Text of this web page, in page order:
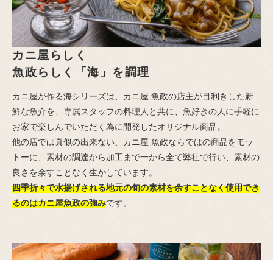
カニ屋らしく
魚政らしく「海」を調理
カニ屋が作る海シリーズは、カニ屋 魚政の店主が目利きした新
鮮な魚介を、専属スタッフの料理人と共に、魚好きの人に手軽に
お家で楽しんでいただく為に開発したオリジナル商品。
他の店では真似の出来ない、カニ屋 魚政ならではの商品をモッ
トーに、素材の調達から加工まで一から全て弊社で行い、素材の
良さを余すことなく生かしています。
四季折々で水揚げされる地元の旬の素材を余すことなく使用でき
るのはカニ屋魚政の強みです。